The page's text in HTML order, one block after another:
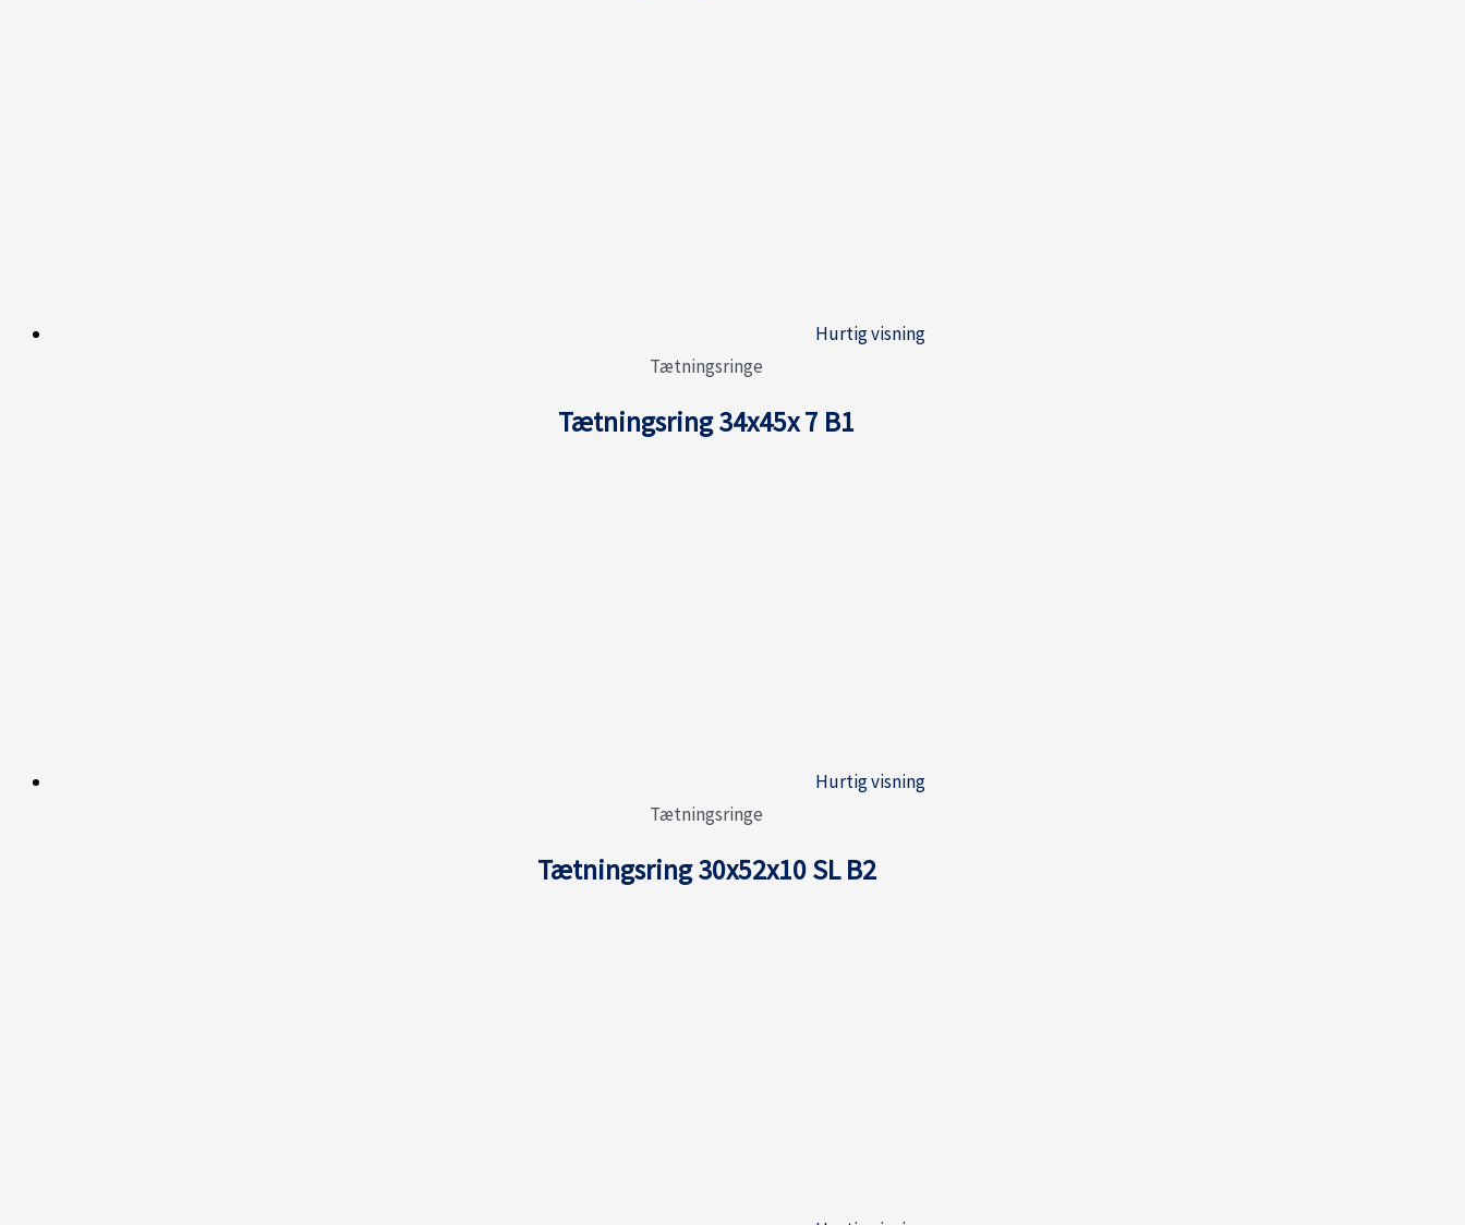
Hurtig visning
Tætningsringe
Tætningsring 34x45x 7 B1
Hurtig visning
Tætningsringe
Tætningsring 30x52x10 SL B2